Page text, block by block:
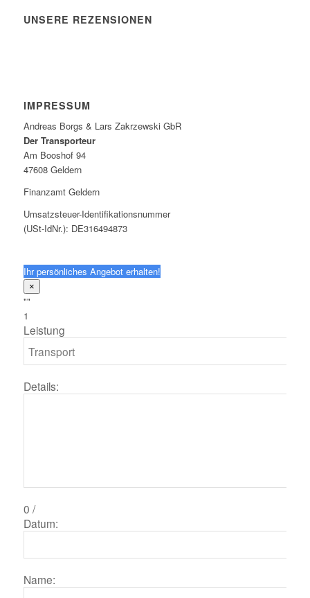
UNSERE REZENSIONEN
IMPRESSUM
Andreas Borgs & Lars Zakrzewski GbR
Der Transporteur
Am Booshof 94
47608 Geldern
Finanzamt Geldern
Umsatzsteuer-Identifikationsnummer
(USt-IdNr.): DE316494873
Ihr persönliches Angebot erhalten!
×
""
1
Leistung
Details:
0 /
Datum:
Name: